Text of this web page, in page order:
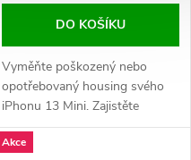
DO KOŠÍKU
Vyměňte poškozený nebo
opotřebovaný housing svého
iPhonu 13 Mini. Zajistěte
perfektní vzhled a ochranu
vnitřních komponent vašeho
Akce